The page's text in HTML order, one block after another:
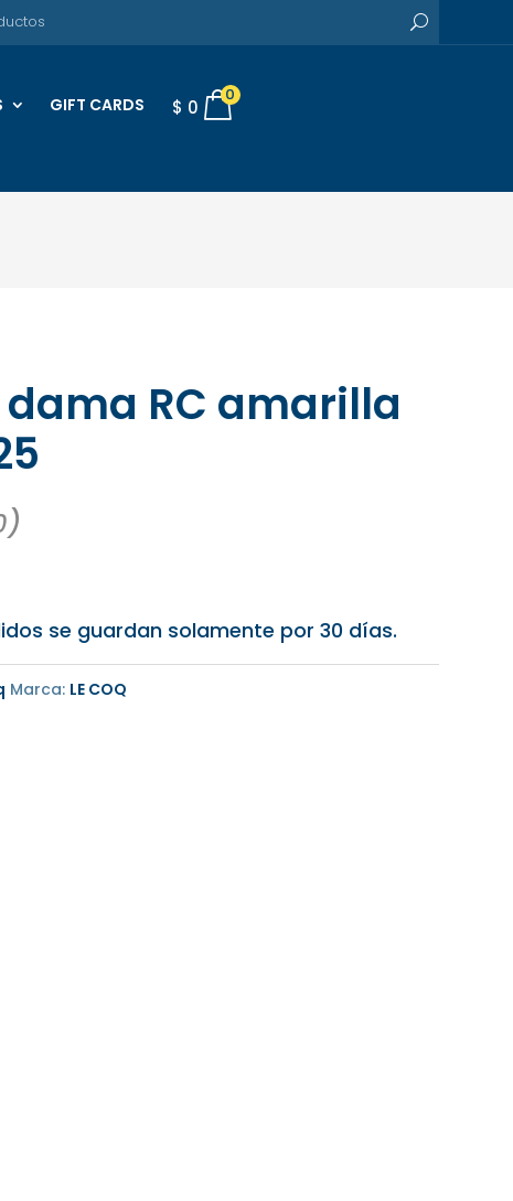
GIFT CARDS $ 0
0
RC amarilla
)
se guardan solamente por 30 días.
Marca: LE COQ